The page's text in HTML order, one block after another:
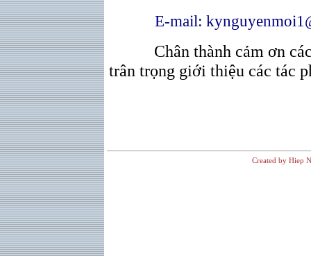
E-mail:
Chân thành cảm ơn
trân trọng giới thiệu các tác
Created by Hiep